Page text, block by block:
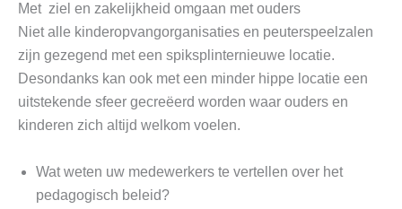
Met ziel en zakelijkheid omgaan met ouders
Niet alle kinderopvangorganisaties en peuterspeelzalen
zijn gezegend met een spiksplinternieuwe locatie.
Desondanks kan ook met een minder hippe locatie een
uitstekende sfeer gecreëerd worden waar ouders en
kinderen zich altijd welkom voelen.
Wat weten uw medewerkers te vertellen over het
pedagogisch beleid?